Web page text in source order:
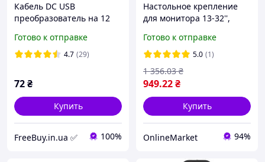
Кабель DC USB
преобразователь на 12
роутера
Готово к отправке
4.7 (29)
72₴
Купить
FreeBuy.in.ua ✅ 100%
Настольное крепление
для монитора 13-32'',
монитора на стол /
Держатель для монитора
Готово к отправке
5.0 (1)
949.22₴
1 356.03 ₴
Купить
OnlineMarket 94%